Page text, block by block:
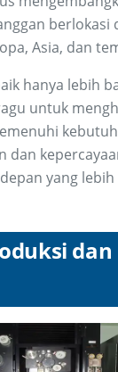
berlokasi
Asia, dan
hanya lebih
untuk
dan
yang lebih
dan